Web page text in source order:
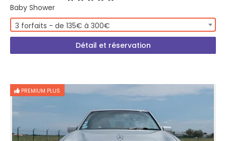
Baby Shower
3 forfaits - de 135€ à 300€
Détail et réservation
PREMIUM PLUS